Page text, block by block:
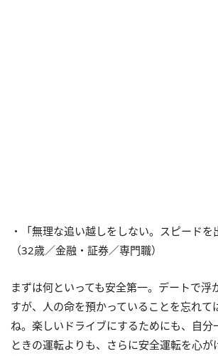
・「無理な追い越しをしない。スピードを
（32歳／金融・証券／専門職）
まずは何といっても安全第一。デートで浮
すが、人の命を預かっていることを忘れて
ね。楽しいドライブにするためにも、自分
ときの運転よりも、さらに安全運転を心が